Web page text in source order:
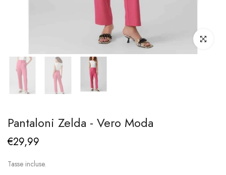
Clicca per
Pantaloni Zelda - Vero Moda
€29,99
Tasse incluse.